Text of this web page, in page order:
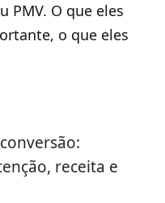
PMV. O que eles
o que eles
receita e